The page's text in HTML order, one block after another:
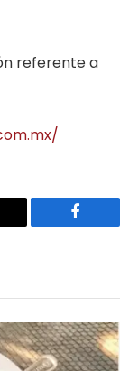
referente a
Facebook